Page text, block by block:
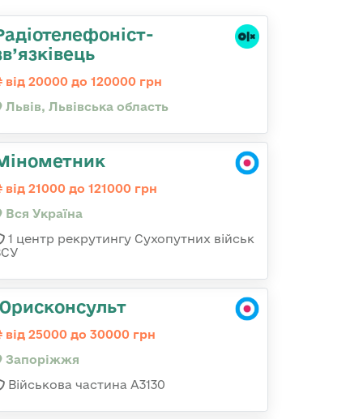
від 20000 до 120000 грн
Львів, Львівська область
від 21000 до 121000 грн
Вся Україна
1 центр рекрутингу Сухопутних військ
від 25000 до 30000 грн
Запоріжжя
Військова частина А3130